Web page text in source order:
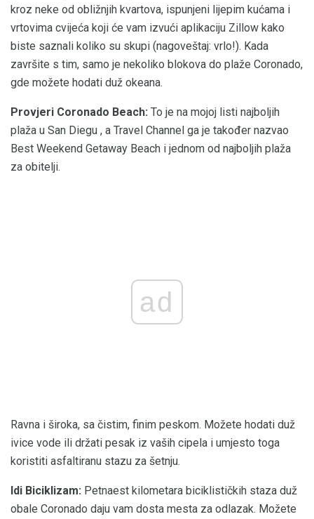
kroz neke od obližnjih kvartova, ispunjeni lijepim kućama i
vrtovima cvijeća koji će vam izvući aplikaciju Zillow kako
biste saznali koliko su skupi (nagoveštaj: vrlo!). Kada
završite s tim, samo je nekoliko blokova do plaže Coronado,
gde možete hodati duž okeana.
Provjeri Coronado Beach: To je na mojoj listi najboljih
plaža u San Diegu , a Travel Channel ga je također nazvao
Best Weekend Getaway Beach i jednom od najboljih plaža
za obitelji.
ad
Ravna i široka, sa čistim, finim peskom. Možete hodati duž
ivice vode ili držati pesak iz vaših cipela i umjesto toga
koristiti asfaltiranu stazu za šetnju.
Idi Biciklizam: Petnaest kilometara biciklističkih staza duž
obale Coronado daju vam dosta mesta za odlazak. Možete